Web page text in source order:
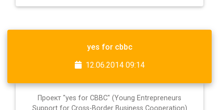
yes for cbbc
12.06.2014 09:14
Проект "yes for CBBC" (Young Entrepreneurs